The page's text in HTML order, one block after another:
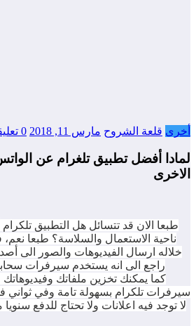
أخرى قلعة الشروح مارس 11, 2018 0 تعليقات
لمادا أفضل تطبيق تلغرام عن
الاخرى
طبعا الان قد تتسائل هل التطبيق
ناحية الاستعمال والسلاسة؟ طبعا
خلاله ارسال الفيديوهات والصور الى
راجع الى انه يستخدم سيرفرات
سيرفرات تلكرام بسهولة تامة وفي ثواني
لا توجد فيه اعلانات ولا تحتاج للدفع